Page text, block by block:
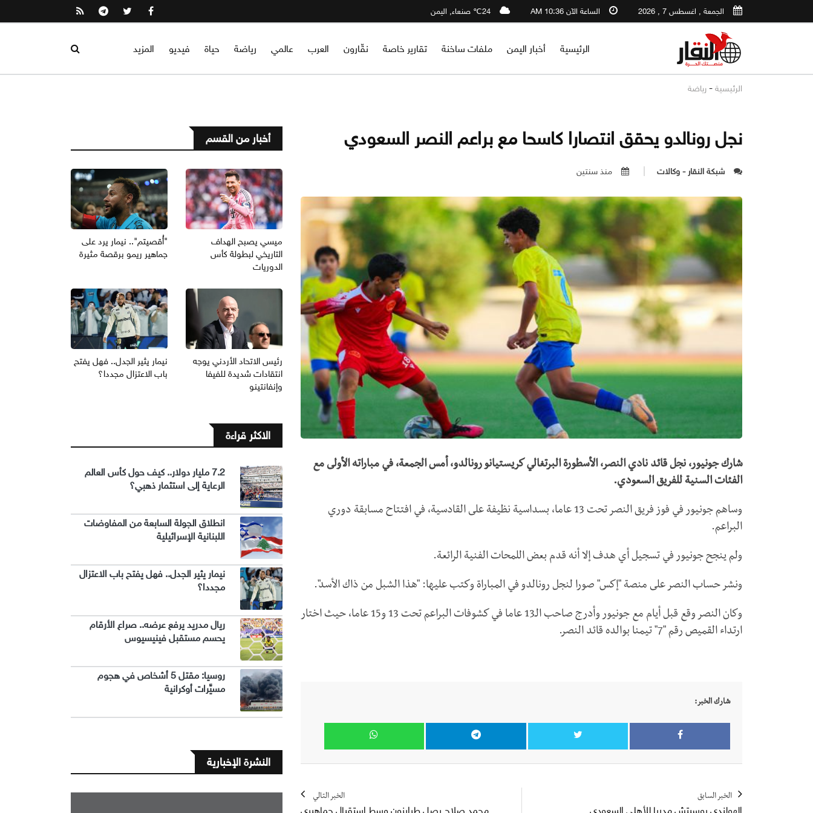
الجمعة , اغسطس 7 , 2026 الساعة الآن 10:36 AM 24℃ صنعاء, اليمن
الرئيسية أخبار اليمن ملفات ساخنة تقارير خاصة نقّارون العرب عالمي رياضة حياة فيديو المزيد
الرئيسية - رياضة
نجل رونالدو يحقق انتصارا كاسحا مع براعم النصر السعودي
شبكة النقار - وكالات منذ سنتين
شارك جونيور، نجل قائد نادي النصر، الأسطورة البرتغالي كريستيانو رونالدو، أمس الجمعة، في مباراته الأولى مع
الفئات السنية للفريق السعودي.
وساهم جونيور في فوز فريق النصر تحت 13 عاما، بسداسية نظيفة على القادسية، في افتتاح مسابقة دوري
البراعم.
ولم ينجح جونيور في تسجيل أي هدف إلا أنه قدم بعض اللمحات الفنية الرائعة.
ونشر حساب النصر على منصة "إكس" صورا لنجل رونالدو في المباراة وكتب عليها: "هذا الشبل من ذاك الأسد".
وكان النصر وقع قبل أيام مع جونيور وأدرج صاحب الـ13 عاما في كشوفات البراعم تحت 13 و15 عاما، حيث اختار
ارتداء القميص رقم "7" تيمنا بوالده قائد النصر.
شارك الخبر:
الخبر السابق
الهولندي بوسيتش مدربا للأهلي السعودي
الخبر التالي
محمد صلاح يصل طرابزون وسط استقبال جماهيري
أخبار من القسم
ميسي يصبح الهداف
التاريخي لبطولة كأس
الدوريات
"أُقصيتم".. نيمار يرد على
جماهير ريمو برقصة مثيرة
رئيس الاتحاد الأردني يوجه
انتقادات شديدة للفيفا
وإنفانتينو
نيمار يثير الجدل.. فهل يفتح
باب الاعتزال مجددا؟
الاكثر قراءة
7.2 مليار دولار.. كيف حول كأس العالم
الرعاية إلى استثمار ذهبي؟
انطلاق الجولة السابعة من المفاوضات
اللبنانية الإسرائيلية
نيمار يثير الجدل.. فهل يفتح باب الاعتزال
مجددا؟
ريال مدريد يرفع عرضه.. صراع الأرقام
يحسم مستقبل فينيسيوس
روسيا: مقتل 5 أشخاص في هجوم
مسيَّرات أوكرانية
النشرة الإخبارية